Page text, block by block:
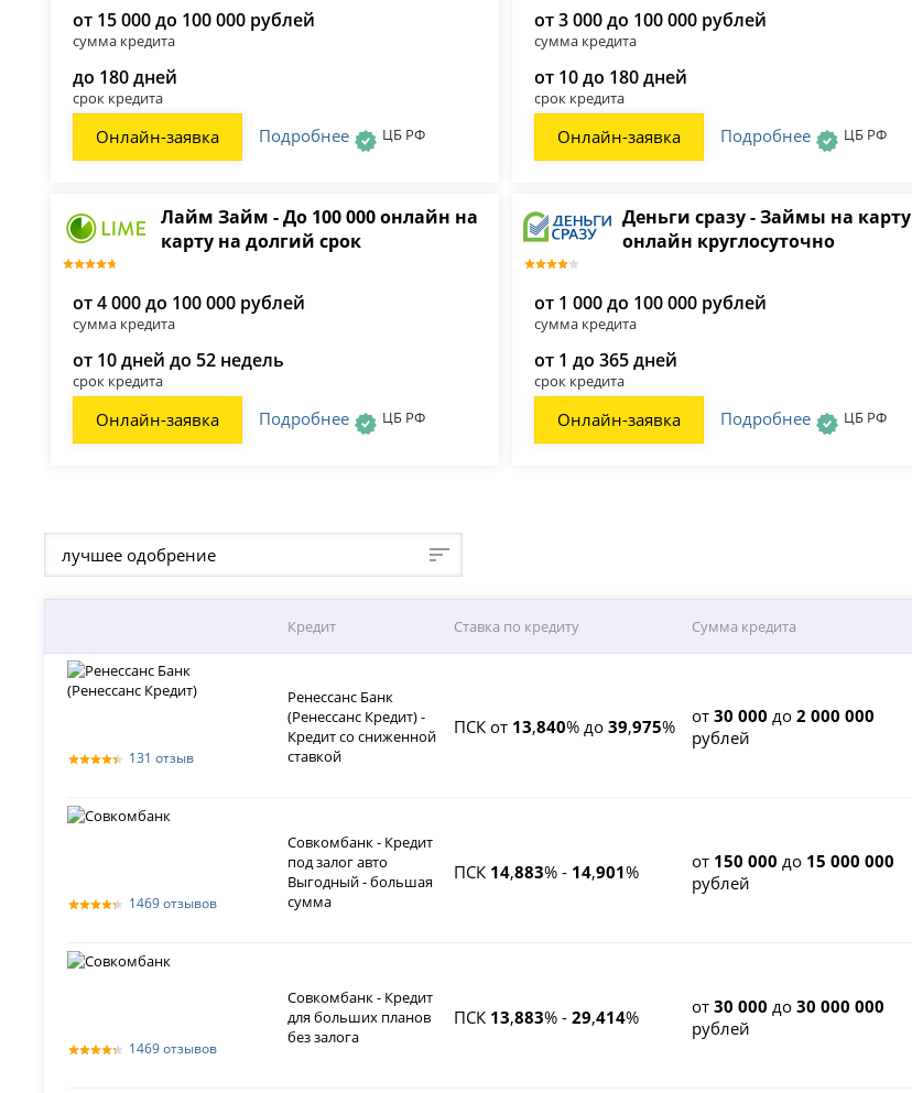
от 15 000 до 100 000 рублей
сумма кредита
до 180 дней
срок кредита
Онлайн-заявка Подробнее ЦБ РФ
от 3 000 до 100 000 рублей
сумма кредита
от 10 до 180 дней
срок кредита
Онлайн-заявка Подробнее ЦБ РФ
Лайм Займ - До 100 000 онлайн на
карту на долгий срок
от 4 000 до 100 000 рублей
сумма кредита
от 10 дней до 52 недель
срок кредита
Онлайн-заявка Подробнее ЦБ РФ
Деньги сразу - Займы на карту
онлайн круглосуточно
от 1 000 до 100 000 рублей
сумма кредита
от 1 до 365 дней
срок кредита
Онлайн-заявка Подробнее ЦБ РФ
лучшее одобрение
Кредит Ставка по кредиту Сумма кредита
131 отзыв
Ренессанс Банк
(Ренессанс Кредит) -
Кредит со сниженной
ставкой
ПСК от 13,840% до 39,975% от30 000 до2 000 000
рублей
1469 отзывов
Совкомбанк - Кредит
под залог авто
Выгодный - большая
сумма
ПСК 14,883% - 14,901% от 150 000 до 15 000 000
рублей
1469 отзывов
Совкомбанк - Кредит
для больших планов
без залога
ПСК 13,883% - 29,414% от30 000 до30 000 000
рублей